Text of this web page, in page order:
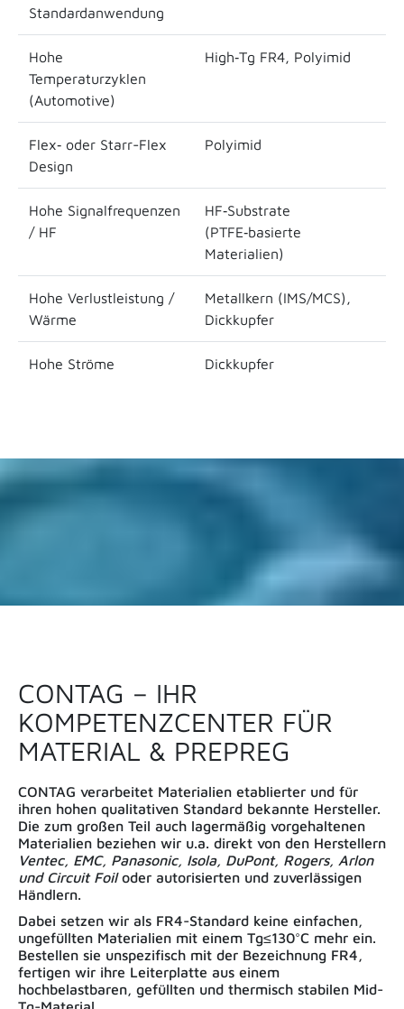
Standardanwendung
Hohe
Temperaturzyklen
(Automotive)
High‑Tg FR4, Polyimid
Flex‑ oder Starr-Flex
Design
Polyimid
Hohe Signalfrequenzen
/ HF
HF‑Substrate
(PTFE‑basierte
Materialien)
Hohe Verlustleistung /
Wärme
Metallkern (IMS/MCS),
Dickkupfer
Hohe Ströme Dickkupfer
CONTAG – IHR
KOMPETENZCENTER FÜR
MATERIAL & PREPREG
CONTAG verarbeitet Materialien etablierter und für
ihren hohen qualitativen Standard bekannte Hersteller.
Die zum großen Teil auch lagermäßig vorgehaltenen
Materialien beziehen wir u.a. direkt von den Herstellern
Ventec, EMC, Panasonic, Isola, DuPont, Rogers, Arlon
und Circuit Foiloder autorisierten und zuverlässigen
Händlern.
Dabei setzen wir als FR4-Standard keine einfachen,
ungefüllten Materialien mit einem Tg≤130°C mehr ein.
Bestellen sie unspezifisch mit der Bezeichnung FR4,
fertigen wir ihre Leiterplatte aus einem
hochbelastbaren, gefüllten und thermisch stabilen Mid-